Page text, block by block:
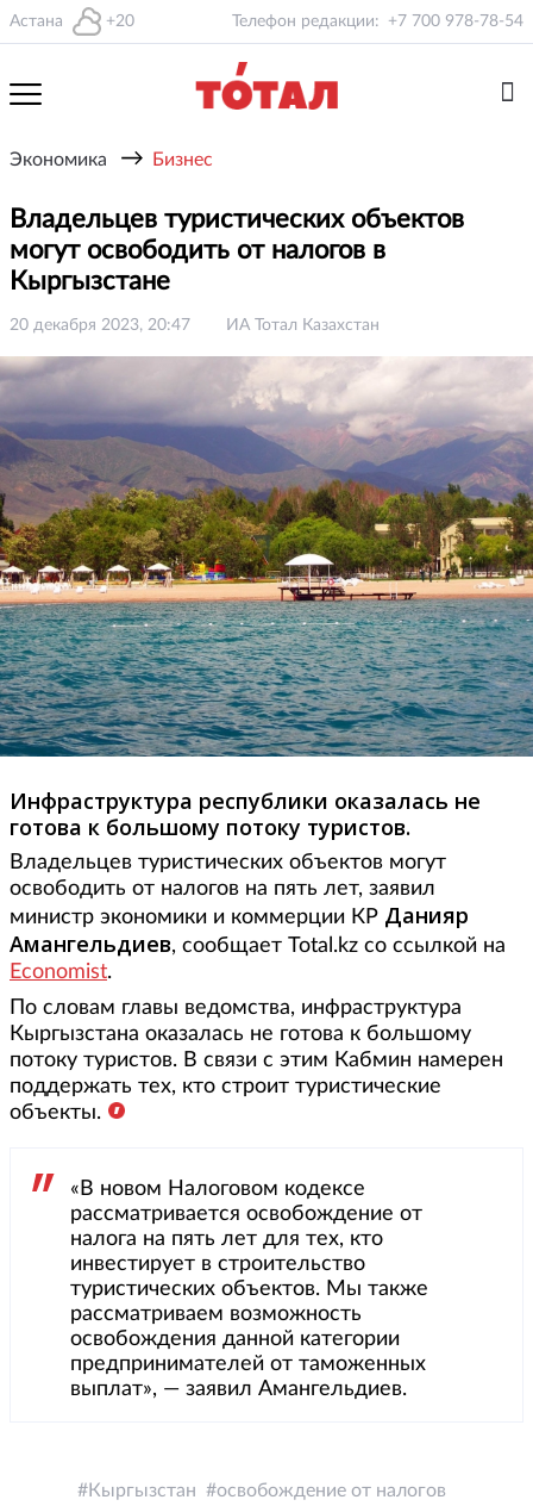
Астана +20 Телефон редакции: +7 700 978-78-54
Экономика → Бизнес
Владельцев туристических объектов
могут освободить от налогов в
Кыргызстане
20 декабря 2023, 20:47 ИА Тотал Казахстан
Инфраструктура республики оказалась не
готова к большому потоку туристов.
Владельцев туристических объектов могут
освободить от налогов на пять лет, заявил
министр экономики и коммерции КР Данияр
Амангельдиев, сообщает Total.kz со ссылкой на
Economist.
По словам главы ведомства, инфраструктура
Кыргызстана оказалась не готова к большому
потоку туристов. В связи с этим Кабмин намерен
поддержать тех, кто строит туристические
объекты.
«В новом Налоговом кодексе
рассматривается освобождение от
налога на пять лет для тех, кто
инвестирует в строительство
туристических объектов. Мы также
рассматриваем возможность
освобождения данной категории
предпринимателей от таможенных
выплат», — заявил Амангельдиев.
Кыргызстан
освобождение от налогов